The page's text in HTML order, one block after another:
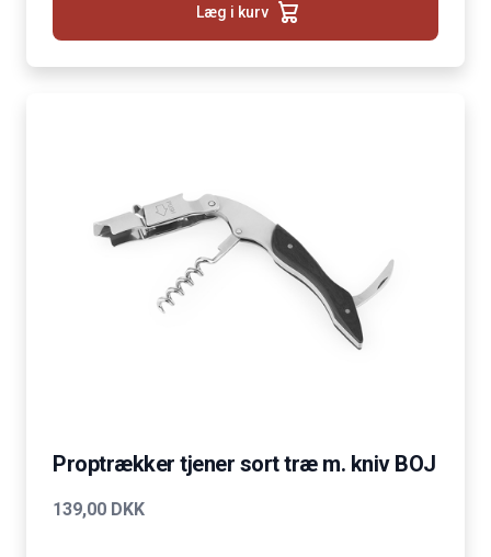
Læg i kurv
Proptrækker tjener sort træ m. kniv BOJ
139,00 DKK